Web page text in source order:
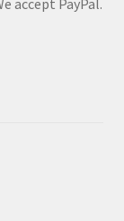
accept PayPal.